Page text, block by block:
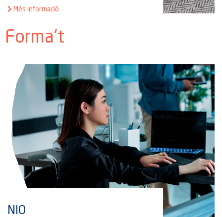
Més informació
Forma't
NIO